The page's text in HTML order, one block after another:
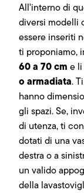
All'interno di
diversi modelli
essere inseriti
ti proponiamo,
60 a 70 cm e
o armadiata.
hanno
gli spazi. Se,
di utenza, ti
dotati di una
destra o a
un valido
della